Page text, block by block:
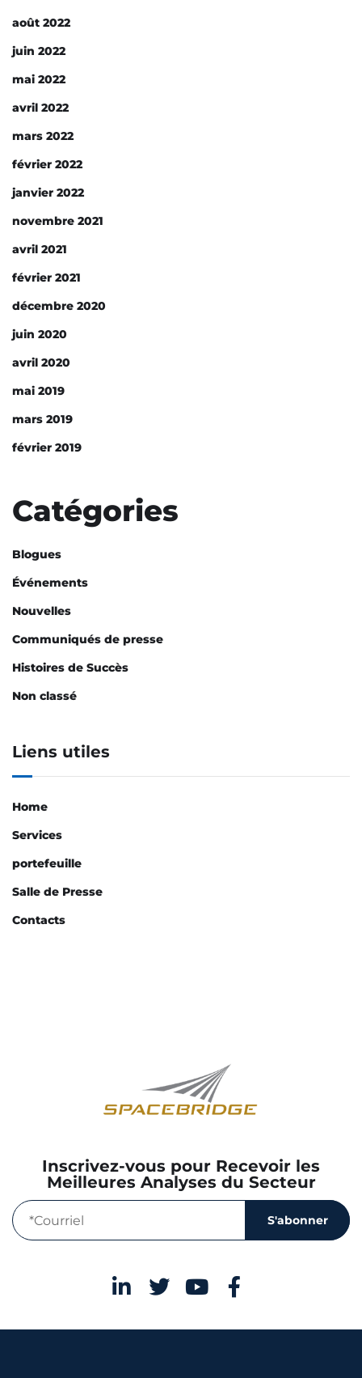
août 2022
juin 2022
mai 2022
avril 2022
mars 2022
février 2022
janvier 2022
novembre 2021
avril 2021
février 2021
décembre 2020
juin 2020
avril 2020
mai 2019
mars 2019
février 2019
Catégories
Blogues
Événements
Nouvelles
Communiqués de presse
Histoires de Succès
Non classé
Liens utiles
Home
Services
portefeuille
Salle de Presse
Contacts
Inscrivez-vous pour Recevoir les
Meilleures Analyses du Secteur
S'abonner